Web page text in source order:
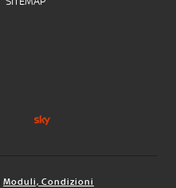
Moduli, Condizioni